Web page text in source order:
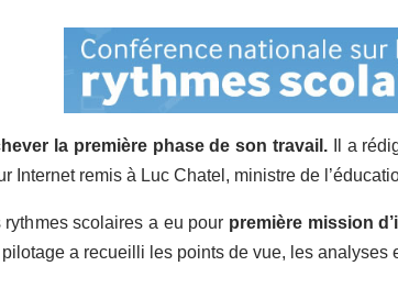
la première phase de son travail. Il a
Internet remis à Luc Chatel, ministre de
scolaires a eu pour première mission
a recueilli les points de vue, les